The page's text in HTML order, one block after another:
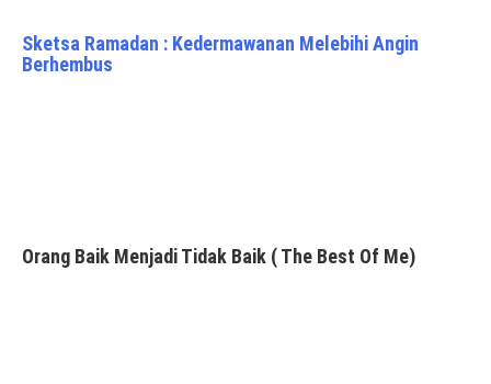
Sketsa Ramadan : Kedermawanan Melebihi Angin
Berhembus
Orang Baik Menjadi Tidak Baik ( The Best Of Me)